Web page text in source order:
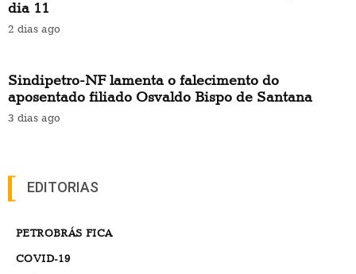
dia 11
2 dias ago
Sindipetro-NF lamenta o falecimento do
aposentado filiado Osvaldo Bispo de Santana
3 dias ago
EDITORIAS
PETROBRÁS FICA
COVID-19